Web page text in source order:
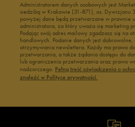
Administratorem danych osobowych jest
siedzibą w Krakowie (31-871), os. Dywizjonu
powyżej dane będą przetwarzane w prawnie
administratora, za który uważa się marketing
Podając swój adres mailowy zgadzasz się na
handlowych. Podanie danych jest
otrzymywania newslettera. Każdy ma prawo
przetwarzania, a także żądania dostępu do
lub ograniczenia przetwarzania oraz prawo
nadzorczego. Pełną treść oświadczenia o
znaleźć w Polityce prywatności.